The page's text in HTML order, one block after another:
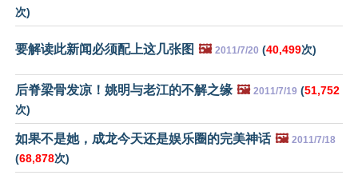
次)
要解读此新闻必须配上这几张图 🖼️ 2011/7/20 (40,499次)
后脊梁骨发凉！姚明与老江的不解之缘 🖼️ 2011/7/19 (51,752
次)
如果不是她，成龙今天还是娱乐圈的完美神话 🖼️ 2011/7/18
(68,878次)